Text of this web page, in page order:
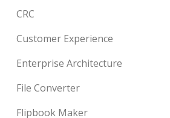
CRC
Customer Experience
Enterprise Architecture
File Converter
Flipbook Maker